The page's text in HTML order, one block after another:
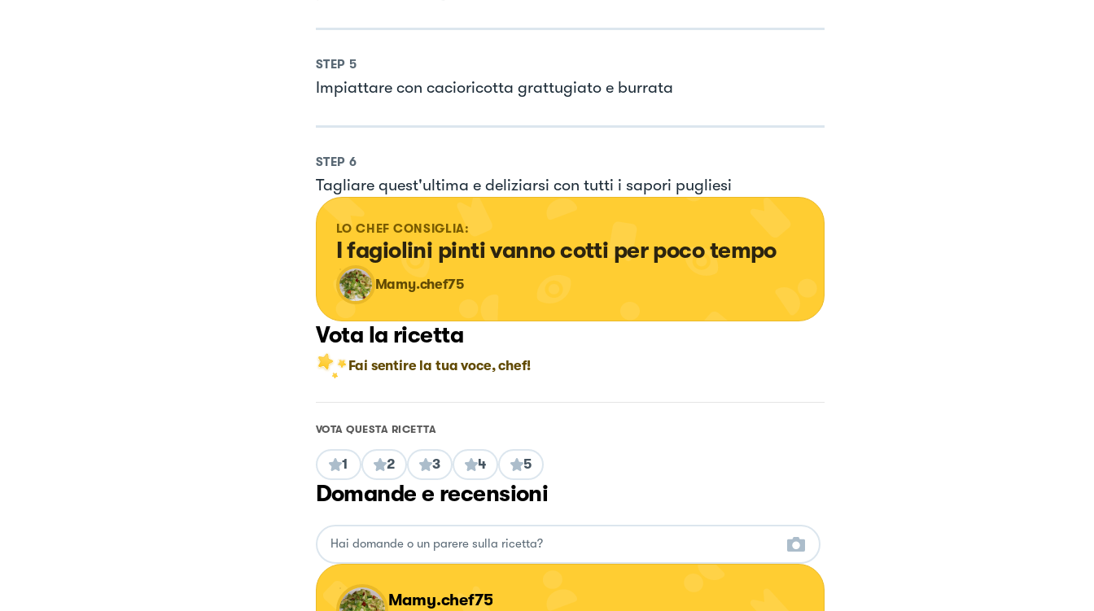
STEP 5
Impiattare con cacioricotta grattugiato e burrata
STEP 6
Tagliare quest'ultima e deliziarsi con tutti i sapori pugliesi
LO CHEF CONSIGLIA:
I fagiolini pinti vanno cotti per poco tempo
Mamy.chef75
Vota la ricetta
Fai sentire la tua voce, chef!
VOTA QUESTA RICETTA
1 2 3 4 5
Domande e recensioni
Mamy.chef75